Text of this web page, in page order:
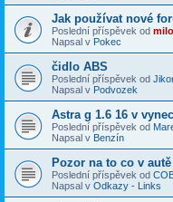
Jak používat nové
Poslední příspěvek od
Napsal v Pokec
čidlo ABS
Poslední příspěvek od
Napsal v Podvozek
Astra g 1.6 16 v
Poslední příspěvek od
Napsal v Benzín
Pozor na to co v
Poslední příspěvek od
Napsal v Odkazy - Links